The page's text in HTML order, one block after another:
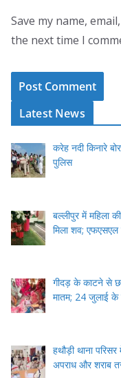
Save my name,
the next time I
Latest News
करेह नदी किनारे
पुलिस
बल्लीपुर में महिला
मिला शव; एफएसएल
गीदड़ के काटने से छह
मातम; 24 जुलाई
हथौड़ी थाना
अपराध और शराब